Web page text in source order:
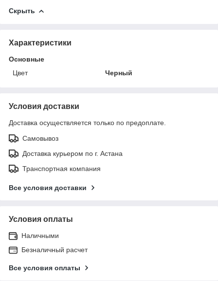
Скрыть
Характеристики
Основные
Цвет
Черный
Условия доставки
Доставка осуществляется только по предоплате.
Самовывоз
Доставка курьером по г. Астана
Транспортная компания
Все условия доставки
Условия оплаты
Наличными
Безналичный расчет
Все условия оплаты